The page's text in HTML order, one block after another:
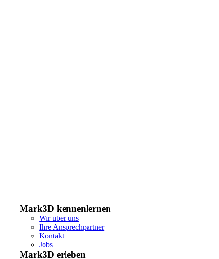
Mark3D kennenlernen
Wir über uns
Ihre Ansprechpartner
Kontakt
Jobs
Mark3D erleben